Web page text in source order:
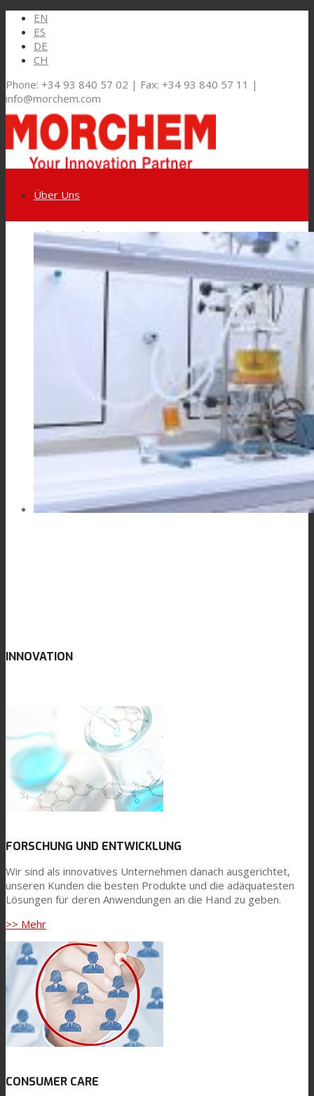
EN
ES
DE
CH
Phone: +34 93 840 57 02 | Fax: +34 93 840 57 11 |
info@morchem.com
Link zu LinkedIn
Link zu Youtube
Über Uns
Märkte und Lösungen
Flexible Verpackungen
Textilkaschierung
Flachkaschierung
PU Ink Binders
Leistung
Nachhaltigkeit
Zertifikate
Karriere
News
Kontaktieren Sie uns
INNOVATION
FORSCHUNG UND ENTWICKLUNG
Wir sind als innovatives Unternehmen danach ausgerichtet,
unseren Kunden die besten Produkte und die adäquatesten
Lösungen für deren Anwendungen an die Hand zu geben.
>> Mehr
CONSUMER CARE